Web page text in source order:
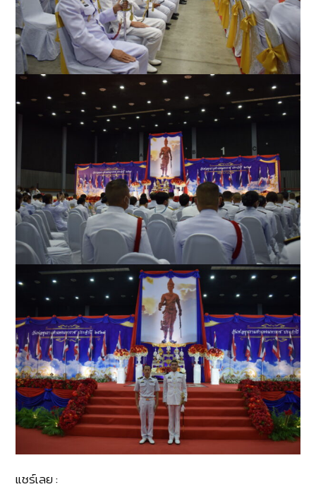
แชร์เลย :